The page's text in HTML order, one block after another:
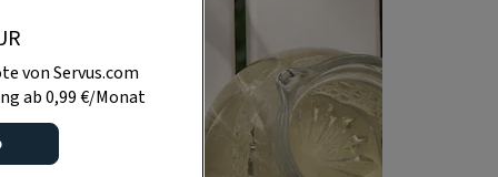
von Servus.com
ab 0,99 €/Monat